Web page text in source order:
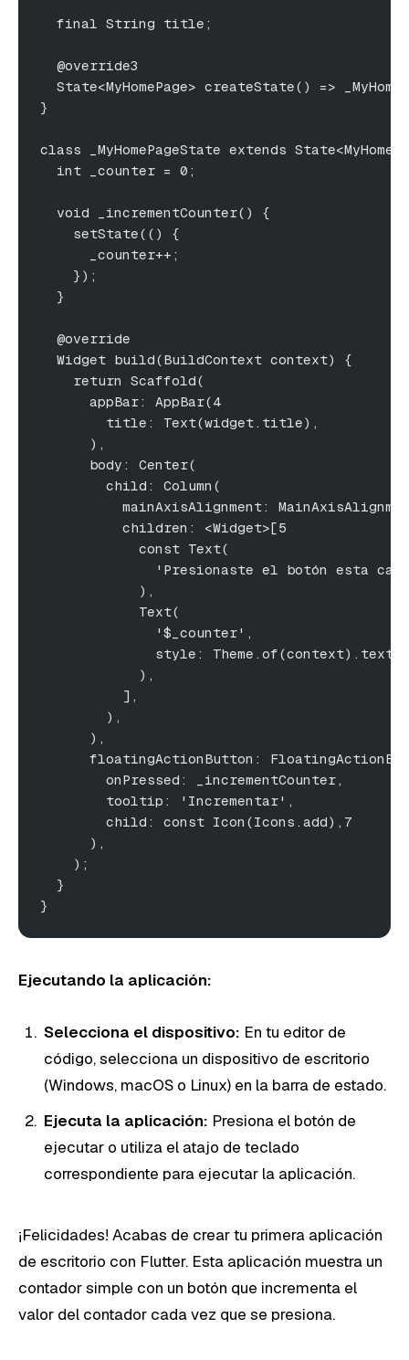
  final String title;
  @override3
State<MyHomePage> createState() =>
}
class _MyHomePageState extends
  int _counter = 0;
  void _incrementCounter() {
    setState(() {
      _counter++;
    });
  }
  @override
  Widget build(BuildContext context) {
    return Scaffold(
      appBar: AppBar(4
        title: Text(widget.title),
      ),
      body: Center(
        child: Column(
mainAxisAlignment:
          children: <Widget>[5
            const Text(
'Presionaste el botón esta
            ),
            Text(
              '$_counter',
style:
            ),
          ],
        ),
      ),
floatingActionButton:
        onPressed: _incrementCounter,
        tooltip: 'Incrementar',
        child: const Icon(Icons.add),7
      ),
    );
  }
}
Ejecutando la aplicación:
Selecciona el dispositivo: En tu editor de
código, selecciona un dispositivo de escritorio
(Windows, macOS o Linux) en la barra de estado.
Ejecuta la aplicación: Presiona el botón de
ejecutar o utiliza el atajo de teclado
correspondiente para ejecutar la aplicación.
¡Felicidades! Acabas de crear tu primera aplicación
de escritorio con Flutter. Esta aplicación muestra un
contador simple con un botón que incrementa el
valor del contador cada vez que se presiona.